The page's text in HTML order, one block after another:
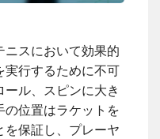
ニスにおいて効果的
実行するために不可
ル、スピンに大き
の位置はラケットを
を保証し、プレーヤ